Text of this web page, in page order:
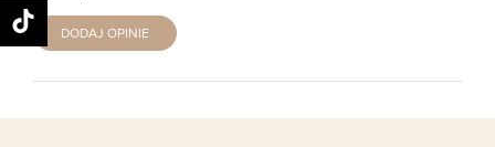
DODAJ OPINIE